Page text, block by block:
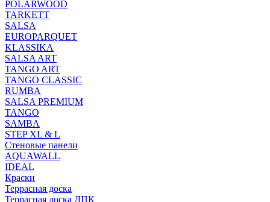
POLARWOOD
TARKETT
SALSA
EUROPARQUET
KLASSIKA
SALSA ART
TANGO ART
TANGO CLASSIC
RUMBA
SALSA PREMIUM
TANGO
SAMBA
STEP XL & L
Стеновые панели
AQUAWALL
IDEAL
Краски
Террасная доска
Террасная доска ДПК